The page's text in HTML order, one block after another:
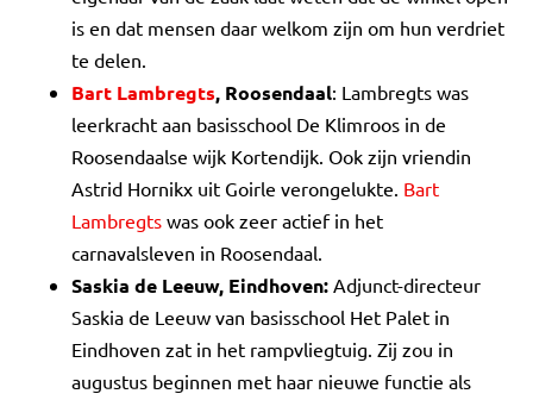
is en dat mensen daar welkom zijn om hun verdriet
te delen.
Bart Lambregts, Roosendaal: Lambregts was
leerkracht aan basisschool De Klimroos in de
Roosendaalse wijk Kortendijk. Ook zijn vriendin
Astrid Hornikx uit Goirle verongelukte. Bart
Lambregts was ook zeer actief in het
carnavalsleven in Roosendaal.
Saskia de Leeuw, Eindhoven: Adjunct-directeur
Saskia de Leeuw van basisschool Het Palet in
Eindhoven zat in het rampvliegtuig. Zij zou in
augustus beginnen met haar nieuwe functie als